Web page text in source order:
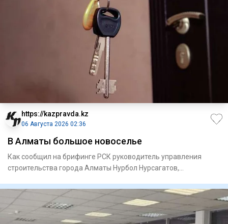
https://kazpravda.kz
06 Августа 2026 02:36
В Алматы большое новоселье
Как сообщил на брифинге РСК руководитель управления
строи­тельства города Алматы Нурбол Нурсагатов,